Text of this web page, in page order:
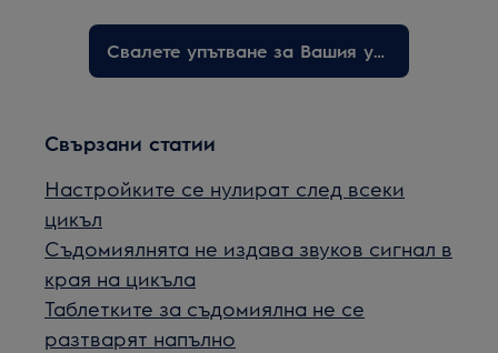
Свалете упътване за Вашия уред
Свързани статии
Настройките се нулират след всеки
цикъл
Съдомиялнята не издава звуков сигнал в
края на цикъла
Таблетките за съдомиялна не се
разтварят напълно